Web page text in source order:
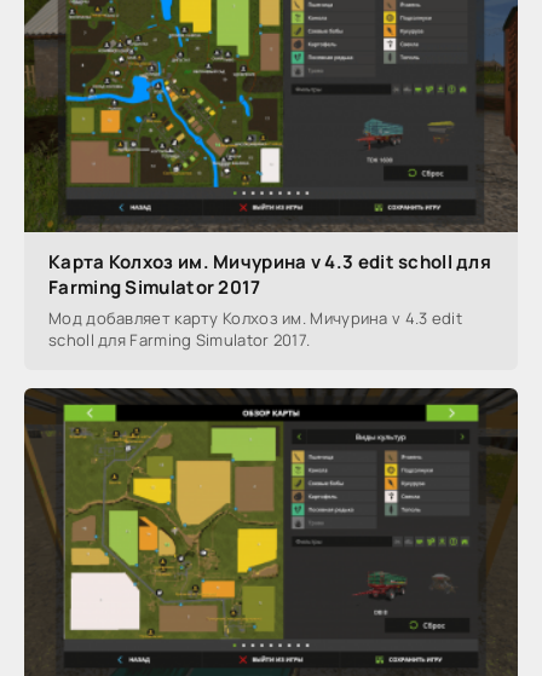
Карта Колхоз им. Мичурина v 4.3 edit scholl для
Farming Simulator 2017
Мод добавляет карту Колхоз им. Мичурина v 4.3 edit
scholl для Farming Simulator 2017.